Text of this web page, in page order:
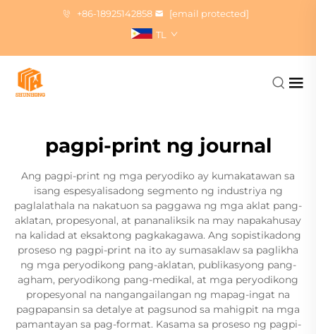
+86-18925142858
[email protected]
TL
pagpi-print ng journal
Ang pagpi-print ng mga peryodiko ay kumakatawan sa
isang espesyalisadong segmento ng industriya ng
paglalathala na nakatuon sa paggawa ng mga aklat pang-
aklatan, propesyonal, at pananaliksik na may napakahusay
na kalidad at eksaktong pagkakagawa. Ang sopistikadong
proseso ng pagpi-print na ito ay sumasaklaw sa paglikha
ng mga peryodikong pang-aklatan, publikasyong pang-
agham, peryodikong pang-medikal, at mga peryodikong
propesyonal na nangangailangan ng mapag-ingat na
pagpapansin sa detalye at pagsunod sa mahigpit na mga
pamantayan sa pag-format. Kasama sa proseso ng pagpi-